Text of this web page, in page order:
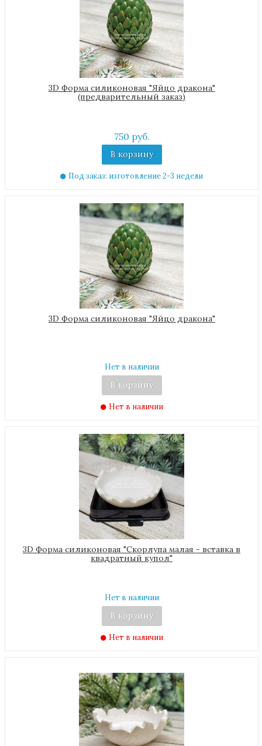
3D Форма силиконовая "Яйцо дракона"
(предварительный заказ)
750 руб.
В корзину
Под заказ: изготовление 2-3 недели
3D Форма силиконовая "Яйцо дракона"
Нет в наличии
В корзину
Нет в наличии
3D Форма силиконовая "Скорлупа малая - вставка в
квадратный купол"
Нет в наличии
В корзину
Нет в наличии